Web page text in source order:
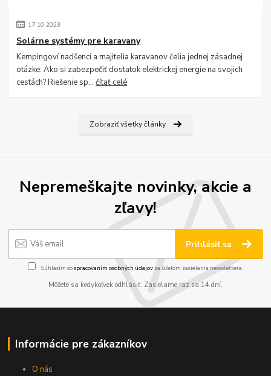
17.10.2023
Solárne systémy pre karavany
Kempingoví nadšenci a majitelia karavanov čelia jednej zásadnej
otázke: Ako si zabezpečiť dostatok elektrickej energie na svojich
cestách? Riešenie sp...čítať celé
Zobraziť všetky články
Nepremeškajte novinky, akcie a
zľavy!
Prihlásiť sa
Súhlasím sospracovaním osobných údajov za účelom zasielania newslettera.
Môžete sa kedykoľvek odhlásiť. Zasielame raz za 14 dní.
Informácie pre zákazníkov
O nás